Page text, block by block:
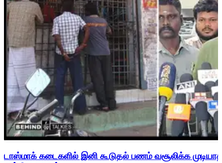
டாஸ்மாக் கடைகளில் இனி கூடுதல் பணம் வசூலிக்க